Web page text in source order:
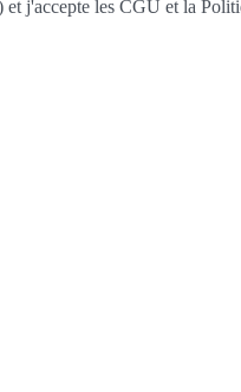
et j'accepte les CGU et la